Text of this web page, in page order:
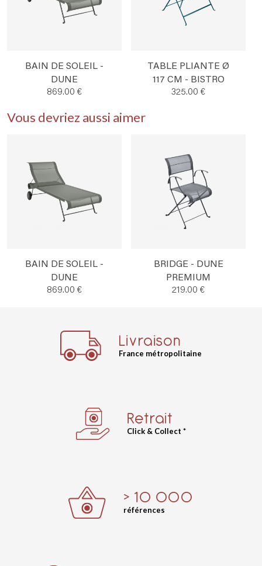
BAIN DE SOLEIL -
DUNE
869.00 €
TABLE PLIANTE Ø
117 CM - BISTRO
325.00 €
Vous devriez aussi aimer
BAIN DE SOLEIL -
DUNE
869.00 €
BRIDGE - DUNE
PREMIUM
219.00 €
Livraison
France métropolitaine
Retrait
Click & Collect *
> 10 000
références